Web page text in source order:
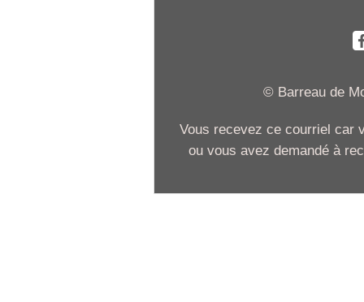
© Barreau de
Vous recevez ce courriel car
ou vous avez demandé à